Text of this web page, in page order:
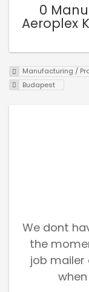
0
Aeroplex
Manufacturing /
Budapest
We dont
the
job mailer